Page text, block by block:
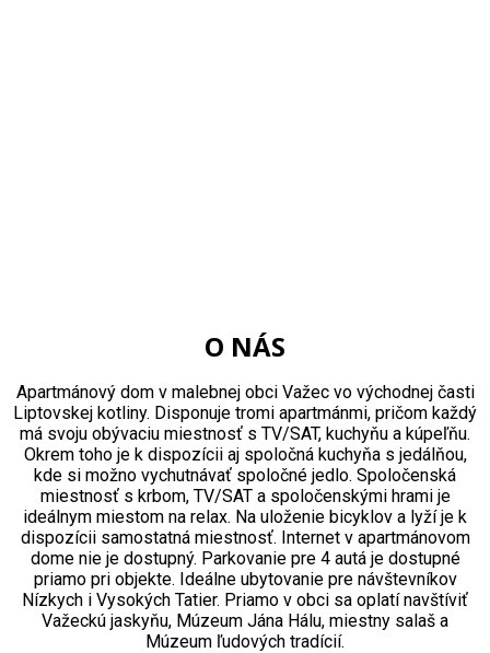
O NÁS
Apartmánový dom v malebnej obci Važec vo východnej časti
Liptovskej kotliny. Disponuje tromi apartmánmi, pričom každý
má svoju obývaciu miestnosť s TV/SAT, kuchyňu a kúpeľňu.
Okrem toho je k dispozícii aj spoločná kuchyňa s jedálňou,
kde si možno vychutnávať spoločné jedlo. Spoločenská
miestnosť s krbom, TV/SAT a spoločenskými hrami je
ideálnym miestom na relax. Na uloženie bicyklov a lyží je k
dispozícii samostatná miestnosť. Internet v apartmánovom
dome nie je dostupný. Parkovanie pre 4 autá je dostupné
priamo pri objekte. Ideálne ubytovanie pre návštevníkov
Nízkych i Vysokých Tatier. Priamo v obci sa oplatí navštíviť
Važeckú jaskyňu, Múzeum Jána Hálu, miestny salaš a
Múzeum ľudových tradícií.